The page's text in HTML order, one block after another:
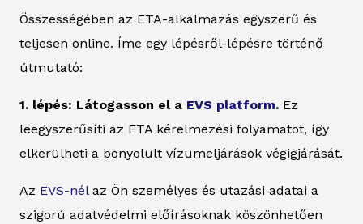
Összességében az ETA-alkalmazás egyszerű és
teljesen online. Íme egy lépésről-lépésre történő
útmutató:
1. lépés: Látogasson el a EVS platform. Ez
leegyszerűsíti az ETA kérelmezési folyamatot, így
elkerülheti a bonyolult vízumeljárások végigjárását.
Az EVS-nélaz Ön személyes és utazási adatai a
szigorú adatvédelmi előírásoknak köszönhetően